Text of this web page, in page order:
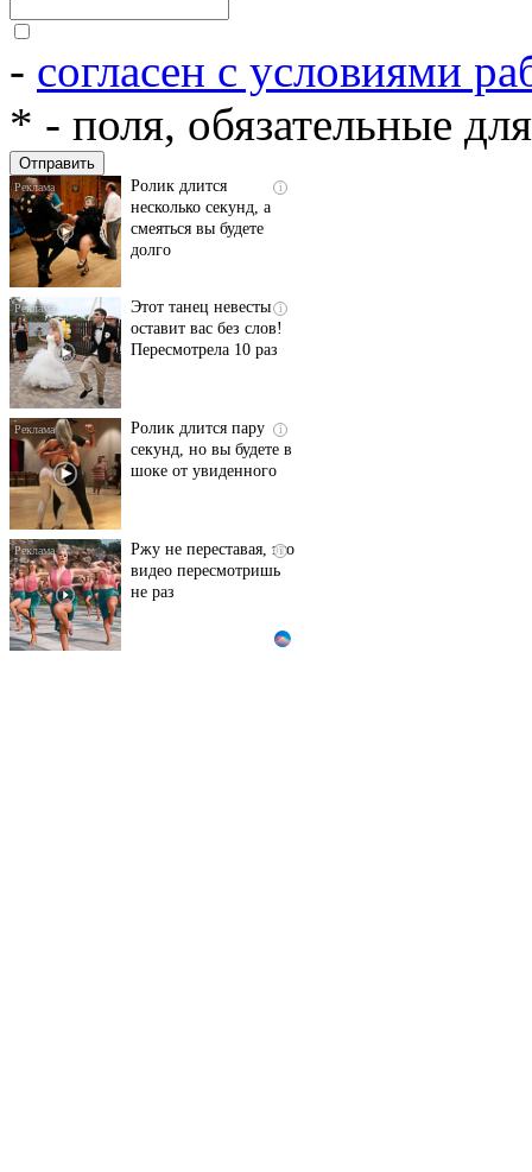
- согласен с условиями
* - поля, обязательные
i
Скрытая камера на
пляже Крыма: Что
люди вытворяют, когда
их не видят...
i
Ролик длится
несколько секунд, а
смеяться вы будете
долго
i
Этот танец невесты
оставит вас без слов!
Пересмотрела 10 раз
i
Ролик длится пару
секунд, но вы будете в
шоке от увиденного
i
Ржу не переставая, это
видео пересмотришь
не раз